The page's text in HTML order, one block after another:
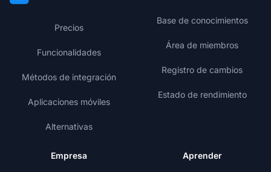
Precios
Funcionalidades
Métodos de integración
Aplicaciones móviles
Alternativas
Base de conocimientos
Área de miembros
Registro de cambios
Estado de rendimiento
Empresa Aprender